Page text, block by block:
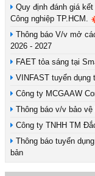
Quy định đánh giá
Công nghiệp TP.HCM.
Thông báo V/v mở
2026 - 2027
FAET tỏa sáng tại
VINFAST tuyển
Công ty MCGAAW
Thông báo v/v bảo
Công ty TNHH TM
Thông báo tuyển
bản